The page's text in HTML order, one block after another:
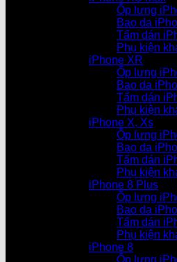
Ốp lưng
Bao da
Tấm dán
Phụ kiện
iPhone XR
Ốp lưng
Bao da
Tấm dán
Phụ kiện
iPhone X, Xs
Ốp lưng
Bao da
Tấm dán
Phụ kiện
iPhone 8 Plus
Ốp lưng
Bao da
Tấm dán
Phụ kiện
iPhone 8
Ốp lưng